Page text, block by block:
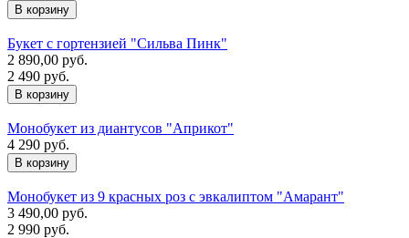
Букет с гортензией "Сильва Пинк"
2 890,00 руб.
2 490 руб.
Монобукет из диантусов "Априкот"
4 290 руб.
Монобукет из 9 красных роз с эвкалиптом "Амарант"
3 490,00 руб.
2 990 руб.